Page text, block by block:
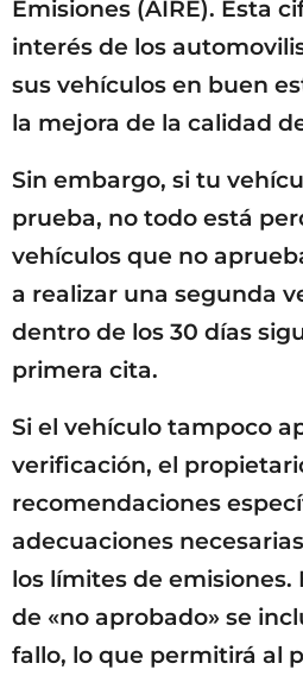
Emisiones (AIRE). Esta
interés de los
sus vehículos en buen
la mejora de la calidad
Sin embargo, si tu
prueba, no todo está
vehículos que no
a realizar una segunda
dentro de los 30 días
primera cita.
Si el vehículo tampoco
verificación, el
recomendaciones
adecuaciones
los límites de
de «no aprobado» se
fallo, lo que permitirá al